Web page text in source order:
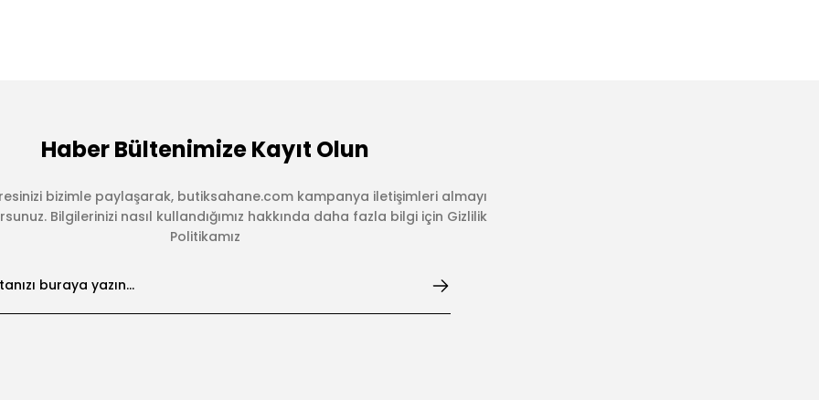
Haber Bültenimize Kayıt Olun
bizimle paylaşarak, butiksahane.com kampanya iletişimleri almayı
Bilgilerinizi nasıl kullandığımız hakkında daha fazla bilgi için Gizlilik
Politikamız